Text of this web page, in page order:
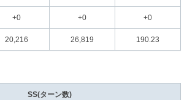
+0 +0 +0
20,216 26,819 190.23
SS(ターン数)